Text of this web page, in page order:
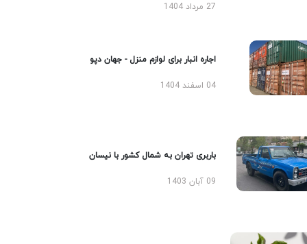
27 مرداد 1404
اجاره انبار برای لوازم منزل - جهان دپو
04 اسفند 1404
باربری تهران به شمال کشور با نیسان
09 آبان 1403